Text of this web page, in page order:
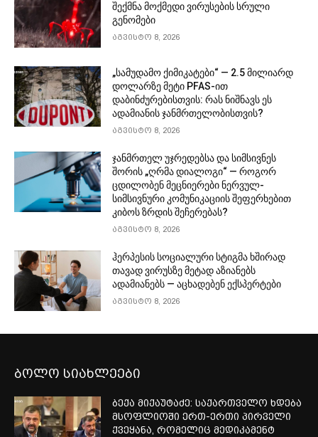
შექმნა მოქმედი ვირუსების სრული
გენომები
აგვისტო 8, 2026
„სამუდამო ქიმიკატები“ — 2.5 მილიარდ
დოლარზე მეტი PFAS-ით
დაბინძურებისთვის: რას ნიშნავს ეს
ადამიანის ჯანმრთელობისთვის?
აგვისტო 8, 2026
ჯანმრთელ უჯრედებსა და სიმსივნეს
შორის „ღრმა დიალოგი“ — როგორ
ცდილობენ მეცნიერები ნერვულ-
სიმსივნური კომუნიკაციის შეფერხებით
კიბოს ზრდის შეჩერებას?
აგვისტო 8, 2026
ჰერპესის სოციალური სტიგმა ხშირად
თავად ვირუსზე მეტად აზიანებს
ადამიანებს — აცხადებენ ექსპერტები
აგვისტო 8, 2026
ბოლო სიახლეები
ბექა მიქაუტაძე: საქართველო ხდება
მსოფლიოში ერთ-ერთი პირველი
ქვეყანა, რომელიც მედიკამენტ